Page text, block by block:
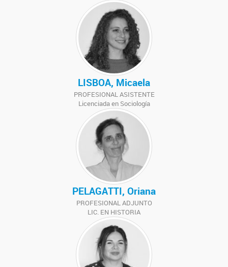
LISBOA, Micaela
PROFESIONAL ASISTENTE
Licenciada en Sociología
PELAGATTI, Oriana
PROFESIONAL ADJUNTO
LIC. EN HISTORIA